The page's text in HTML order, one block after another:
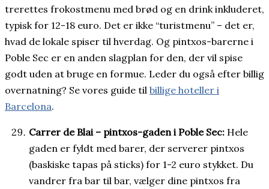
trerettes frokostmenu med brød og en drink inkluderet,
typisk for 12-18 euro. Det er ikke “turistmenu” – det er,
hvad de lokale spiser til hverdag. Og pintxos-barerne i
Poble Sec er en anden slagplan for den, der vil spise
godt uden at bruge en formue. Leder du også efter billig
overnatning? Se vores guide til billige hoteller i
Barcelona.
Carrer de Blai – pintxos-gaden i Poble Sec: Hele
gaden er fyldt med barer, der serverer pintxos
(baskiske tapas på sticks) for 1-2 euro stykket. Du
vandrer fra bar til bar, vælger dine pintxos fra